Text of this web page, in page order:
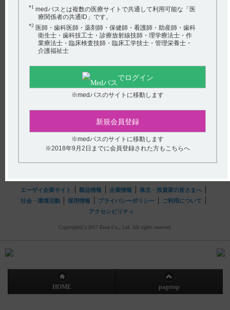
【フィコンパ錠・細粒】 飲み忘れた場合の対応について
教えてください。
【フェロミア】 肝機能障害の患者に関する注意事項を教
えてください。
【ケアラム】 50mg 1日1回投与は可能ですか。
アンケート:ご意見をお聞かせください
送信する
*1 medパスとは複数の医療サイトで共通して利用可能な「医
療関係者の共通ID」です。
*2 医師・歯科医師・薬剤師・保健師・看護師・助産師・歯科
衛生士・歯科技工士・診療放射線技師・理学療法士・作
業療法士・臨床検査技師・臨床工学技士・管理栄養士・
介護福祉士
でログイン
※medパスのサイトに移動します
新規会員登録
※medパスのサイトに移動します
※2018年9月2日までに会員登録された方もこちらへ
(平日9時〜18時 土日・祝日9時〜17時)
フリーダイヤル0120-419-497
インターネットでのお問い合わせ
エーザイ企業サイト 製品情報 企業情報
株主・投資家の皆さまへ
社会・環境活動
採用情報 プライバシーポリシー
ご利用について
アクセシビリティ
Copyright(C) 2017 Eisai Co., Ltd. All rights reserved.
HOME pagetop